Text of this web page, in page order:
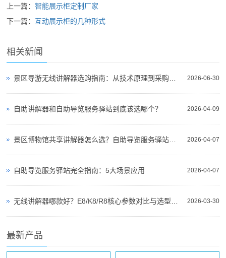
上一篇：智能展示柜定制厂家
下一篇： 互动展示柜的几种形式
相关新闻
2026-06-30
景区导游无线讲解器选购指南：从技术原理到采购决策
2026-04-09
自助讲解器和自助导览服务驿站到底该选哪个？
2026-04-07
景区博物馆共享讲解器怎么选？自助导览服务驿站部署全攻略（2026版）
2026-04-07
自助导览服务驿站完全指南：5大场景应用
2026-03-30
无线讲解器哪款好？E8/K8/R8核心参数对比与选型指南
最新产品